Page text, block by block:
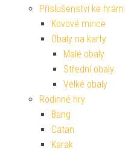
Příslušenství ke hrám
Kovové mince
Obaly na karty
Malé obaly
Střední obaly
Velké obaly
Rodinné hry
Bang
Catan
Karak